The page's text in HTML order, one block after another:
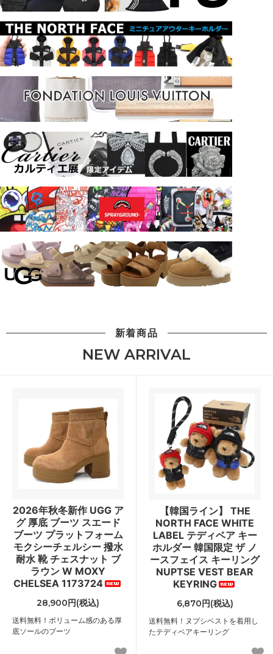
新着商品
NEW ARRIVAL
2026年秋冬新作 UGG ア
グ 厚底 ブーツ スエード
ブーツ プラットフォーム
モクシーチェルシー 撥水
耐水 靴 チェスナット ブ
ラウン W MOXY
CHELSEA 1173724
28,900円(税込)
送料無料！ボリューム感のある厚
底ソールのブーツ
【韓国ライン】 THE
NORTH FACE WHITE
LABEL テディベア キー
ホルダー 韓国限定 ザ ノ
ースフェイス キーリング
NUPTSE VEST BEAR
KEYRING
6,870円(税込)
送料無料！ヌプシベストを着用し
たテディベアキーリング